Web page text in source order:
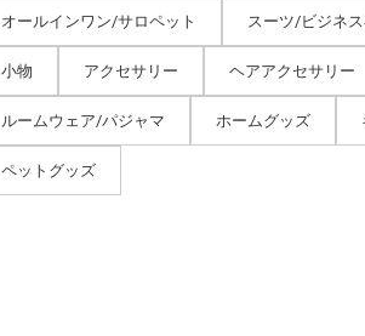
オールインワン/サロペット スーツ/ビジネ
小物 アクセサリー ヘアアクセサリー
ルームウェア/パジャマ ホームグッズ
ペットグッズ